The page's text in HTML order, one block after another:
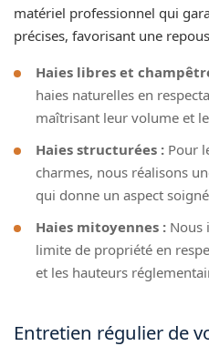
matériel professionnel qui
précises, favorisant une
Haies libres et
haies naturelles en
maîtrisant leur volume et
Haies structurées : Pour
charmes, nous réalisons
qui donne un aspect
Haies mitoyennes : Nous
limite de propriété en
et les hauteurs
Entretien régulier de